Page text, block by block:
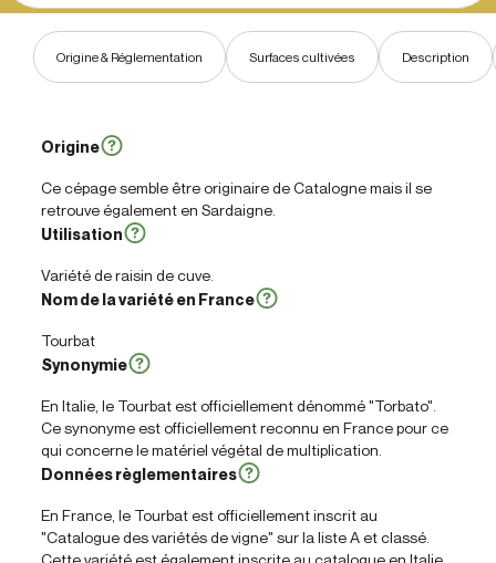
Origine & Réglementation Surfaces cultivées Description
Origine
Ce cépage semble être originaire de Catalogne mais il se
retrouve également en Sardaigne.
Utilisation
Variété de raisin de cuve.
Nom de la variété en France
Tourbat
Synonymie
En Italie, le Tourbat est officiellement dénommé "Torbato".
Ce synonyme est officiellement reconnu en France pour ce
qui concerne le matériel végétal de multiplication.
Données règlementaires
En France, le Tourbat est officiellement inscrit au
"Catalogue des variétés de vigne" sur la liste A et classé.
Cette variété est également inscrite au catalogue en Italie.